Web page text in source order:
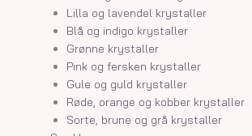
Lilla og lavendel krystaller
Blå og indigo krystaller
Grønne krystaller
Pink og fersken krystaller
Gule og guld krystaller
Røde, orange og kobber krystaller
Sorte, brune og grå krystaller